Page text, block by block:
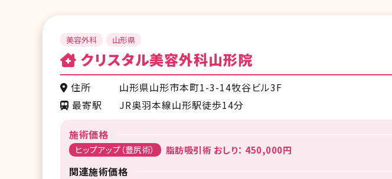
美容外科 山形県
クリスタル美容外科山形院
住所
山形県山形市本町1-3-14牧谷ビル3F
最寄駅
JR奥羽本線山形駅徒歩14分
施術価格
ヒップアップ（豊尻術） 脂肪吸引術 おしり： 450,000円
関連施術価格